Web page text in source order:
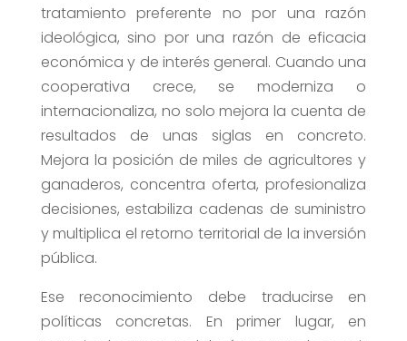
tratamiento preferente no por una razón
ideológica, sino por una razón de eficacia
económica y de interés general. Cuando una
cooperativa crece, se moderniza o
internacionaliza, no solo mejora la cuenta de
resultados de unas siglas en concreto.
Mejora la posición de miles de agricultores y
ganaderos, concentra oferta, profesionaliza
decisiones, estabiliza cadenas de suministro
y multiplica el retorno territorial de la inversión
pública.
Ese reconocimiento debe traducirse en
políticas concretas. En primer lugar, en